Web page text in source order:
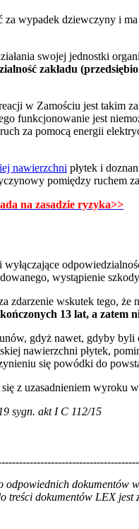
za wypadek dziewczyny i
swojej jednostki
zakładu
w Zamościu jest takim
funkcjonowanie jest
za pomocą energii
nawierzchni płytek i
pomiędzy ruchem
na zasadzie ryzyka>>
wyłączające
wystąpienie
zdarzenie wskutek tego, że
13 lat, a zatem
gdyż nawet, gdyby
nawierzchni płytek,
się powódki do
z uzasadnieniem wyroku
sygn. akt I C 112/15
odpowiednich dokumentów w
treści dokumentów LEX jest